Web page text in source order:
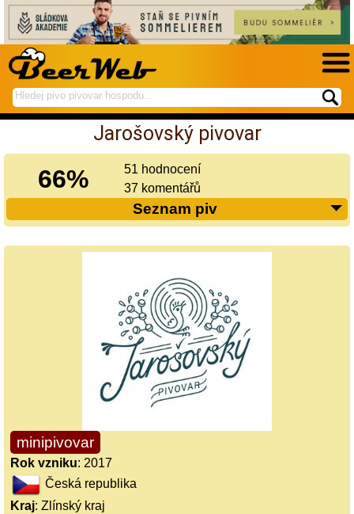
hledej
na
spustí
hledání
Jarošovský pivovar
66%
51 hodnocení
37 komentářů
Seznam piv
minipivovar
Rok vzniku: 2017
Česká republika
Kraj: Zlínský kraj